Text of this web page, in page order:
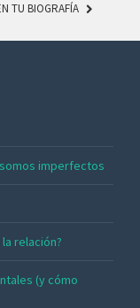
TU BIOGRAFÍA
imperfectos
relación?
(y cómo